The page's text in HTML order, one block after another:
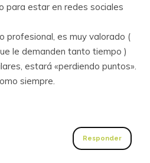
para estar en redes sociales
profesional, es muy valorado (
le demanden tanto tiempo )
estará «perdiendo puntos».
siempre.
Responder